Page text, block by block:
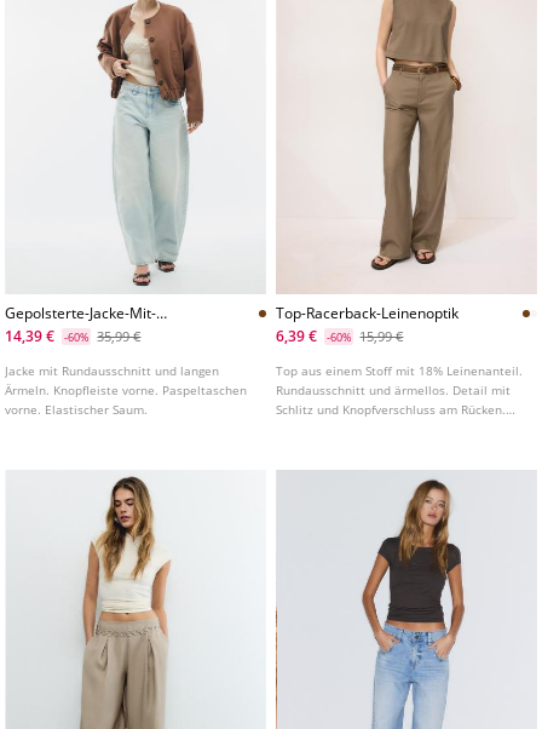
Gepolsterte-Jacke-Mit-
Rundausschnitt
14,39 € -60% 35,99 €
Jacke mit Rundausschnitt und langen
Ärmeln. Knopfleiste vorne. Paspeltaschen
vorne. Elastischer Saum.
Top-Racerback-Leinenoptik
6,39 €
-60% 15,99 €
Top aus einem Stoff mit 18% Leinenanteil.
Rundausschnitt und ärmellos. Detail mit
Schlitz und Knopfverschluss am Rücken.